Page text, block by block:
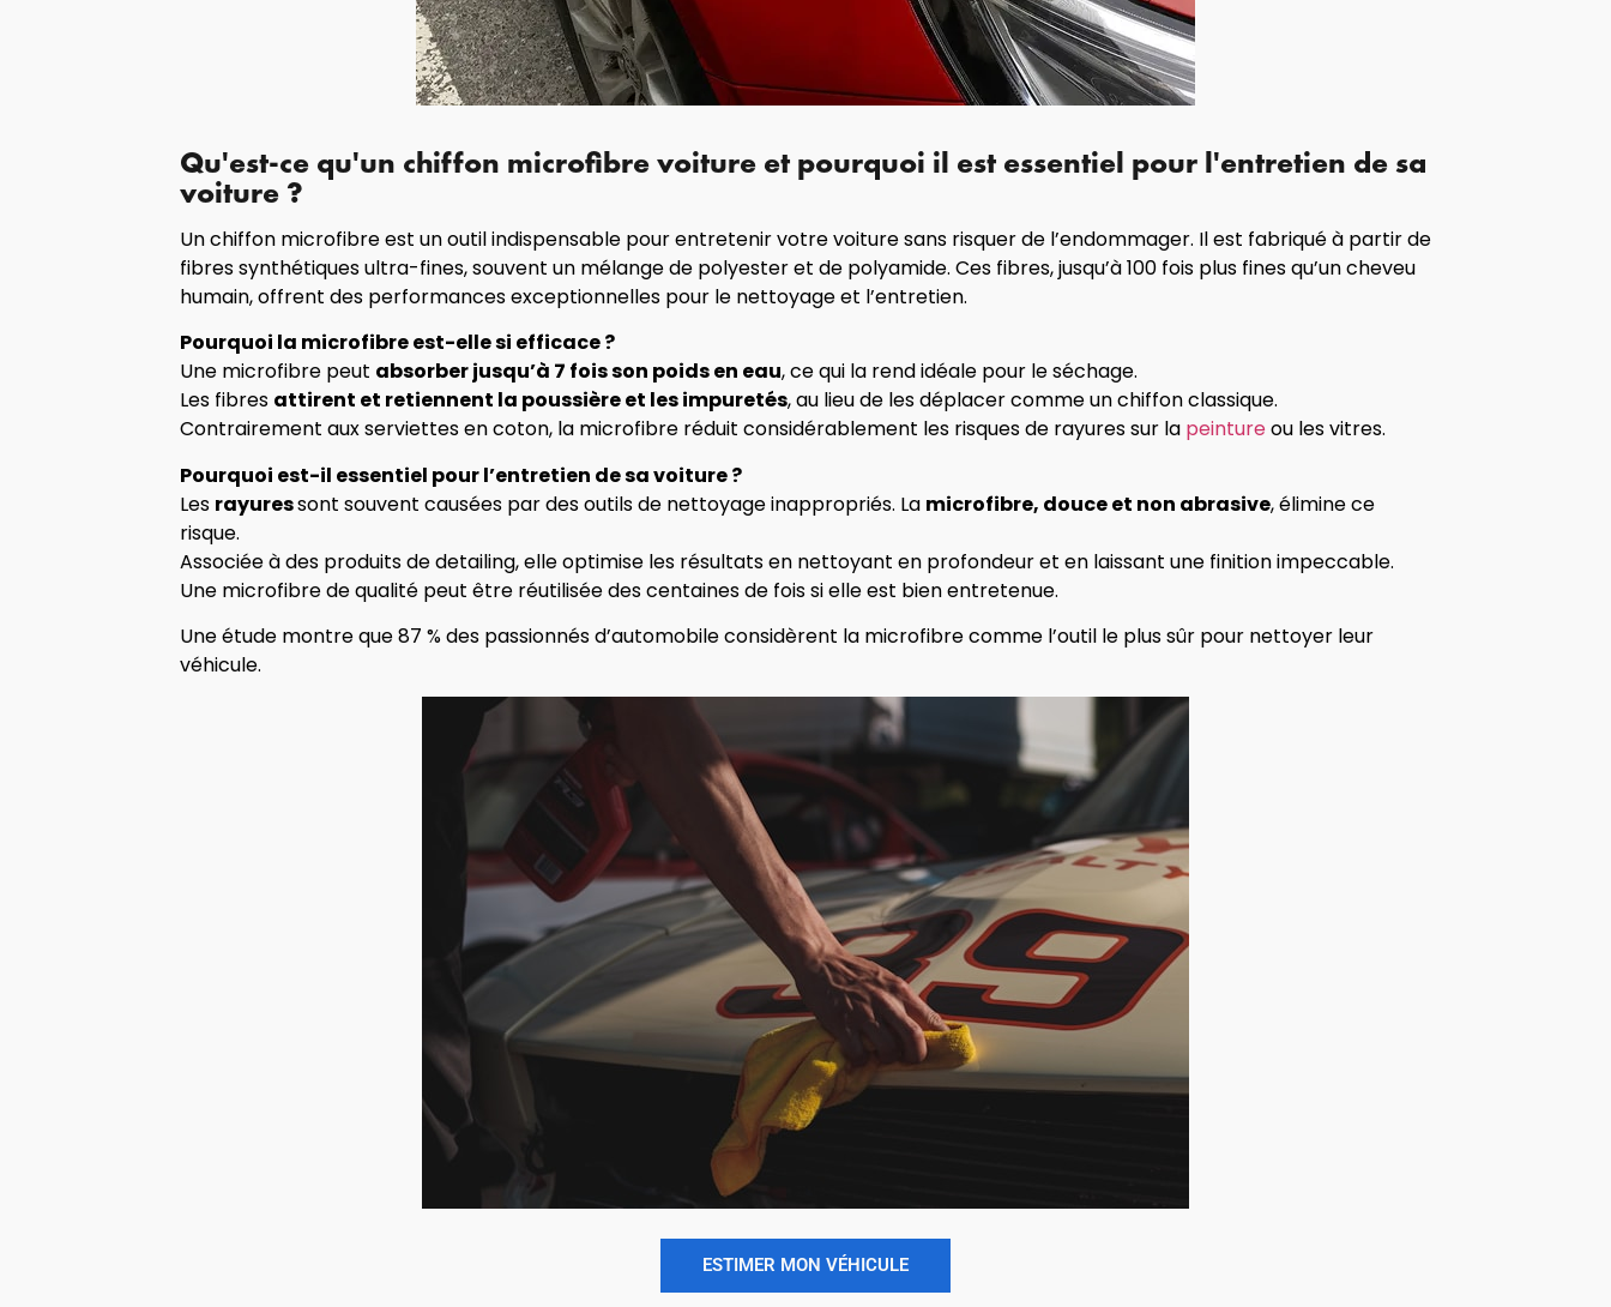
Qu'est-ce qu'un chiffon microfibre voiture et pourquoi il est essentiel pour l'entretien de sa
voiture ?
Un chiffon microfibre est un outil indispensable pour entretenir votre voiture sans risquer de l’endommager. Il est fabriqué à partir de
fibres synthétiques ultra-fines, souvent un mélange de polyester et de polyamide. Ces fibres, jusqu’à 100 fois plus fines qu’un cheveu
humain, offrent des performances exceptionnelles pour le nettoyage et l’entretien.
Pourquoi la microfibre est-elle si efficace ?
Une microfibre peut absorber jusqu’à 7 fois son poids en eau, ce qui la rend idéale pour le séchage.
Les fibres attirent et retiennent la poussière et les impuretés, au lieu de les déplacer comme un chiffon classique.
Contrairement aux serviettes en coton, la microfibre réduit considérablement les risques de rayures sur la peintureou les vitres.
Pourquoi est-il essentiel pour l’entretien de sa voiture ?
Les rayuressont souvent causées par des outils de nettoyage inappropriés. La microfibre, douce et non abrasive, élimine ce
risque.
Associée à des produits de detailing, elle optimise les résultats en nettoyant en profondeur et en laissant une finition impeccable.
Une microfibre de qualité peut être réutilisée des centaines de fois si elle est bien entretenue.
Une étude montre que 87 % des passionnés d’automobile considèrent la microfibre comme l’outil le plus sûr pour nettoyer leur
véhicule.
ESTIMER MON VÉHICULE